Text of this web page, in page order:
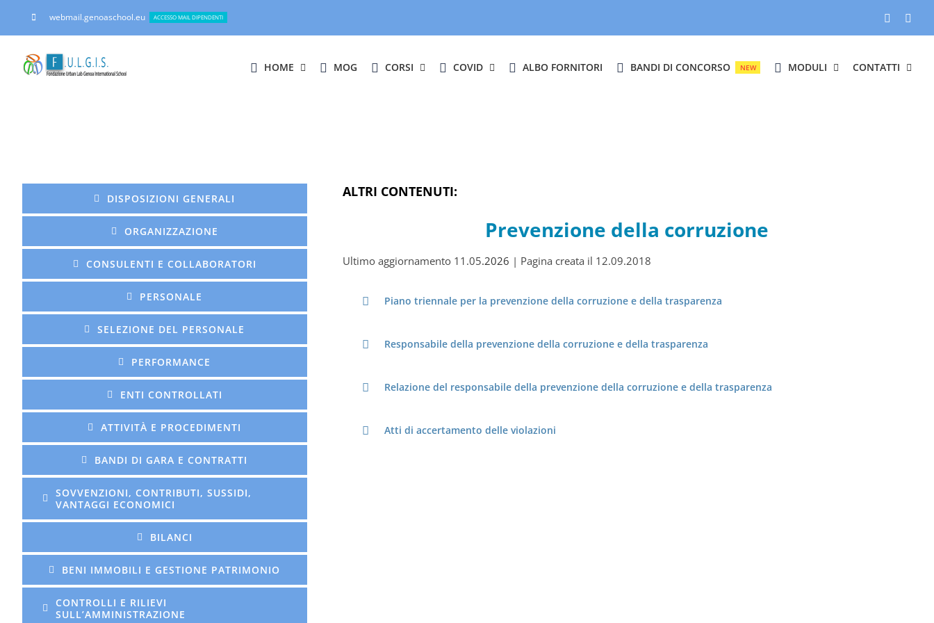
webmail.genoaschool.eu ACCESSO MAIL DIPENDENTI Facebook
HOME MOG CORSI COVID ALBO FORNITORI BANDI DI CONCORSO NEW MODULI CONTATTI
DISPOSIZIONI GENERALI
ORGANIZZAZIONE
CONSULENTI E COLLABORATORI
PERSONALE
SELEZIONE DEL PERSONALE
PERFORMANCE
ENTI CONTROLLATI
ATTIVITÀ E PROCEDIMENTI
BANDI DI GARA E CONTRATTI
SOVVENZIONI, CONTRIBUTI, SUSSIDI,
VANTAGGI ECONOMICI
BILANCI
BENI IMMOBILI E GESTIONE PATRIMONIO
CONTROLLI E RILIEVI
SULL’AMMINISTRAZIONE
ALTRI CONTENUTI:
Prevenzione della corruzione
Ultimo aggiornamento 11.05.2026 | Pagina creata il 12.09.2018
Piano triennale per la prevenzione della corruzione e della trasparenza
Responsabile della prevenzione della corruzione e della trasparenza
Relazione del responsabile della prevenzione della corruzione e della trasparenza
Atti di accertamento delle violazioni